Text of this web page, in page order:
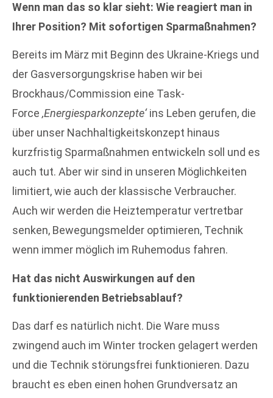
Wenn man das so klar sieht: Wie reagiert man in
Ihrer Position? Mit sofortigen Sparmaßnahmen?
Bereits im März mit Beginn des Ukraine-Kriegs und
der Gasversorgungskrise haben wir bei
Brockhaus/Commission eine Task-
Force ‚Energiesparkonzepte‘ins Leben gerufen, die
über unser Nachhaltigkeitskonzept hinaus
kurzfristig Sparmaßnahmen entwickeln soll und es
auch tut. Aber wir sind in unseren Möglichkeiten
limitiert, wie auch der klassische Verbraucher.
Auch wir werden die Heiztemperatur vertretbar
senken, Bewegungsmelder optimieren, Technik
wenn immer möglich im Ruhemodus fahren.
Hat das nicht Auswirkungen auf den
funktionierenden Betriebsablauf?
Das darf es natürlich nicht. Die Ware muss
zwingend auch im Winter trocken gelagert werden
und die Technik störungsfrei funktionieren. Dazu
braucht es eben einen hohen Grundversatz an